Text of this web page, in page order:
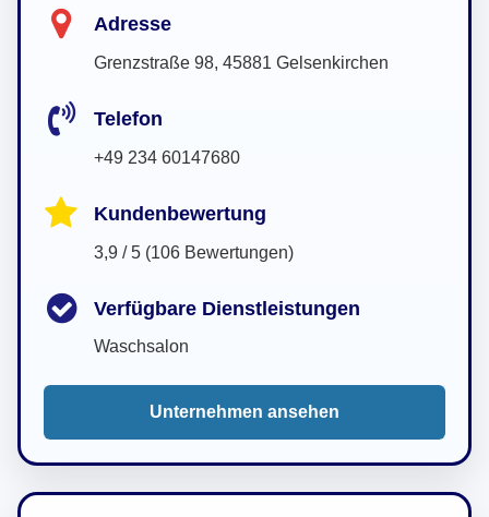
Adresse
Grenzstraße 98, 45881 Gelsenkirchen
Telefon
+49 234 60147680
Kundenbewertung
3,9 / 5 (106 Bewertungen)
Verfügbare Dienstleistungen
Waschsalon
Unternehmen ansehen